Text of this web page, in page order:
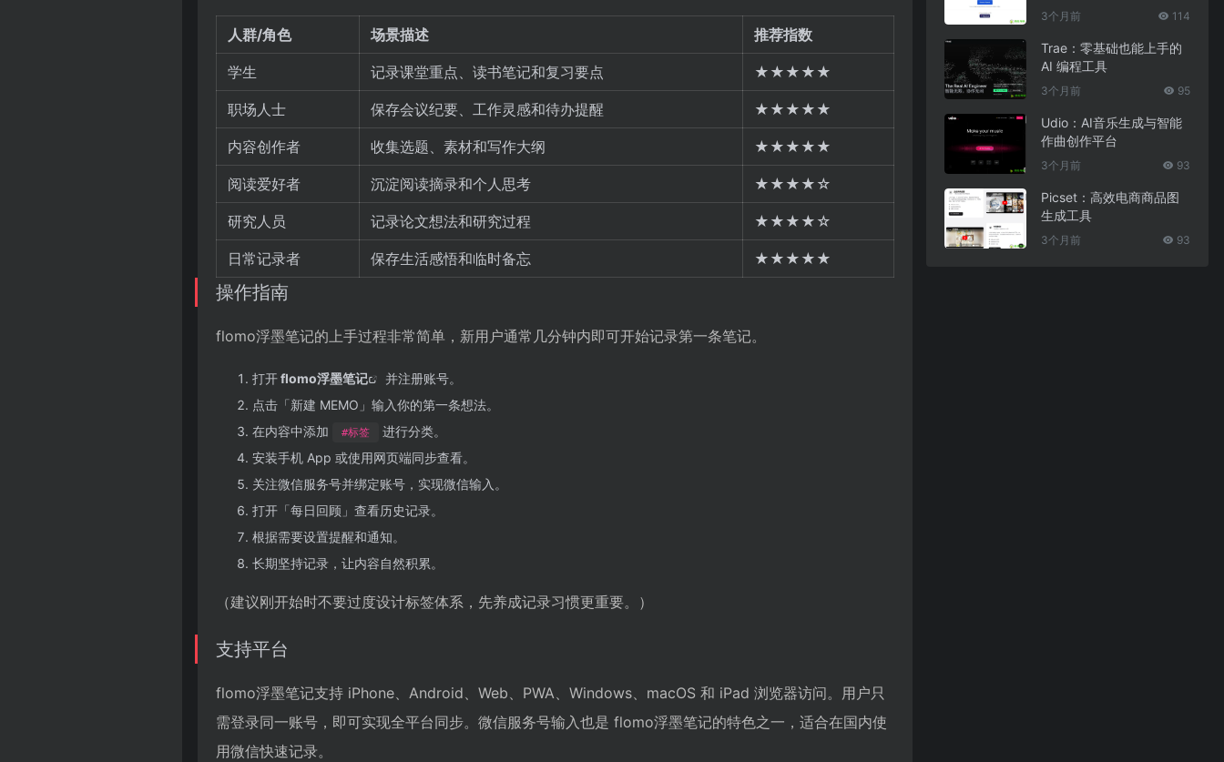
人群/角色 场景描述 推荐指数
学生 记录课堂重点、读书笔记和复习要点 ★★★★★
职场人士 保存会议纪要、工作灵感和待办提醒 ★★★★★
内容创作者 收集选题、素材和写作大纲 ★★★★★
阅读爱好者 沉淀阅读摘录和个人思考 ★★★★☆
研究人员 记录论文想法和研究过程 ★★★★☆
日常记录者 保存生活感悟和临时备忘 ★★★★★
操作指南
flomo浮墨笔记的上手过程非常简单，新用户通常几分钟内即可开始记录第一条笔记。
打开flomo浮墨笔记
并注册账号。
点击「新建 MEMO」输入你的第一条想法。
在内容中添加
#标签
进行分类。
安装手机 App 或使用网页端同步查看。
关注微信服务号并绑定账号，实现微信输入。
打开「每日回顾」查看历史记录。
根据需要设置提醒和通知。
长期坚持记录，让内容自然积累。
（建议刚开始时不要过度设计标签体系，先养成记录习惯更重要。）
支持平台
flomo浮墨笔记支持 iPhone、Android、Web、PWA、Windows、macOS 和 iPad 浏览器访问。用户只
需登录同一账号，即可实现全平台同步。微信服务号输入也是 flomo浮墨笔记的特色之一，适合在国内使
用微信快速记录。
手
3个月前 114
Trae：零基础也能上手的
AI 编程工具
3个月前 95
Udio：AI音乐生成与智能
作曲创作平台
3个月前 93
Picset：高效电商商品图
生成工具
3个月前 93